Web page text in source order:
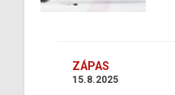
ZÁPAS
15.8.2025